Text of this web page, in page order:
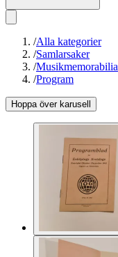
/Alla kategorier
/Samlarsaker
/Musikmemorabilia
/Program
Hoppa över karusell